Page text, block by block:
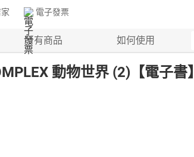
電子發票
所有商品 如何使用
動物世界 (2)【電子書】